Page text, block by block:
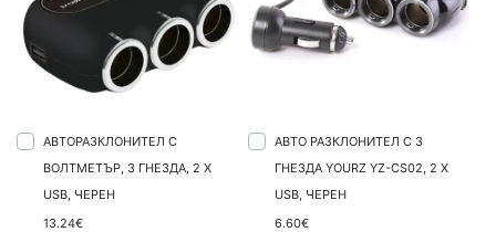
АВТОРАЗКЛОНИТЕЛ С
ВОЛТМЕТЪР, 3 ГНЕЗДА, 2 X
USB, ЧЕРЕН
13.24€
АВТО РАЗКЛОНИТЕЛ С 3
ГНЕЗДА YOURZ YZ-CS02, 2 X
USB, ЧЕРЕН
6.60€